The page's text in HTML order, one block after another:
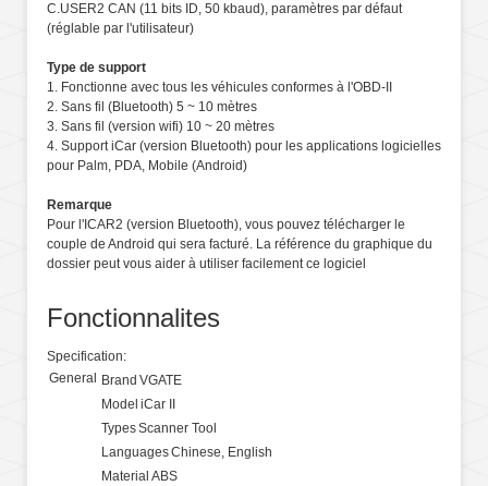
C.USER2 CAN (11 bits ID, 50 kbaud), paramètres par défaut
(réglable par l'utilisateur)
Type de support
1. Fonctionne avec tous les véhicules conformes à l'OBD-II
2. Sans fil (Bluetooth) 5 ~ 10 mètres
3. Sans fil (version wifi) 10 ~ 20 mètres
4. Support iCar (version Bluetooth) pour les applications logicielles
pour Palm, PDA, Mobile (Android)
Remarque
Pour l'ICAR2 (version Bluetooth), vous pouvez télécharger le
couple de Android qui sera facturé. La référence du graphique du
dossier peut vous aider à utiliser facilement ce logiciel
Fonctionnalites
Specification:
General
Brand VGATE
Model iCar II
TypesScanner Tool
LanguagesChinese, English
Material ABS